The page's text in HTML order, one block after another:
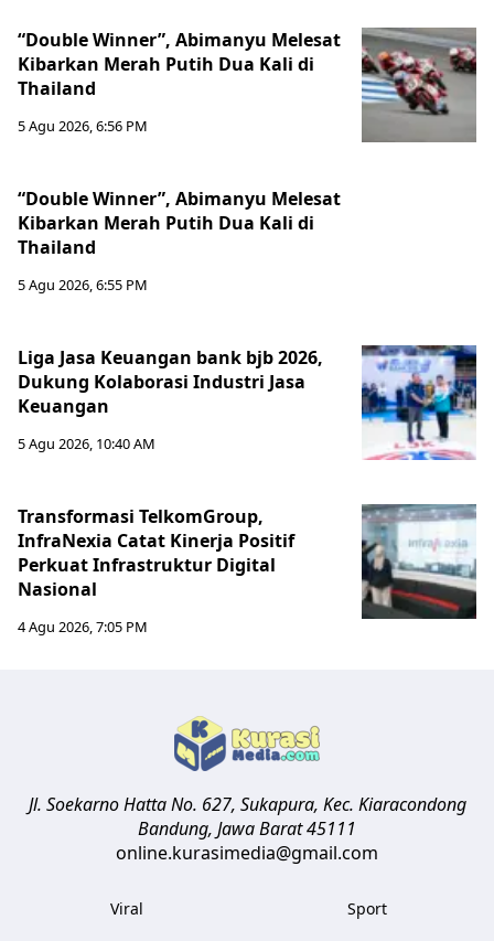
“Double Winner”, Abimanyu Melesat
Kibarkan Merah Putih Dua Kali di
Thailand
5 Agu 2026, 6:56 PM
“Double Winner”, Abimanyu Melesat
Kibarkan Merah Putih Dua Kali di
Thailand
5 Agu 2026, 6:55 PM
Liga Jasa Keuangan bank bjb 2026,
Dukung Kolaborasi Industri Jasa
Keuangan
5 Agu 2026, 10:40 AM
Transformasi TelkomGroup,
InfraNexia Catat Kinerja Positif
Perkuat Infrastruktur Digital
Nasional
4 Agu 2026, 7:05 PM
Jl. Soekarno Hatta No. 627, Sukapura, Kec. Kiaracondong
Bandung, Jawa Barat45111
online.kurasimedia@gmail.com
Viral
Sport